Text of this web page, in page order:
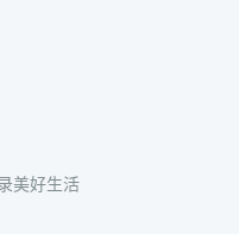
美好生活